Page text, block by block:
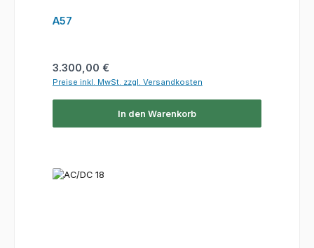
A57
Regulärer Preis:
3.300,00 €
Preise inkl. MwSt. zzgl. Versandkosten
In den Warenkorb